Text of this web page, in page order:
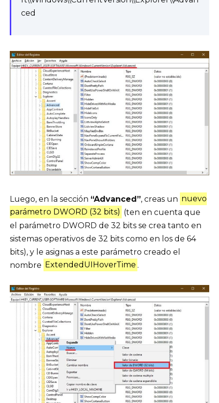
ced
Luego, en la sección “Advanced”, creas un nuevo
parámetro DWORD (32 bits) (ten en cuenta que
el parámetro DWORD de 32 bits se crea tanto en
sistemas operativos de 32 bits como en los de 64
bits), y le asignas a este parámetro creado el
nombre ExtendedUIHoverTime .